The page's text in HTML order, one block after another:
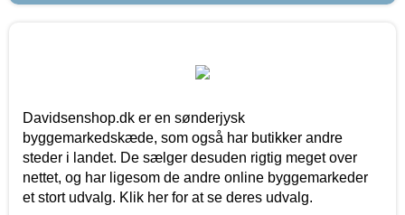
Davidsenshop.dk er en sønderjysk
byggemarkedskæde, som også har butikker andre
steder i landet. De sælger desuden rigtig meget over
nettet, og har ligesom de andre online byggemarkeder
et stort udvalg. Klik her for at se deres udvalg.